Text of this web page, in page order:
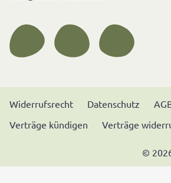
Widerrufsrecht Datenschutz
Verträge kündigen
Verträge
©